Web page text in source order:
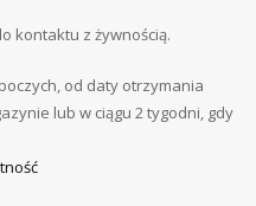
kontaktu z żywnością.
od daty otrzymania
lub w ciągu 2 tygodni, gdy